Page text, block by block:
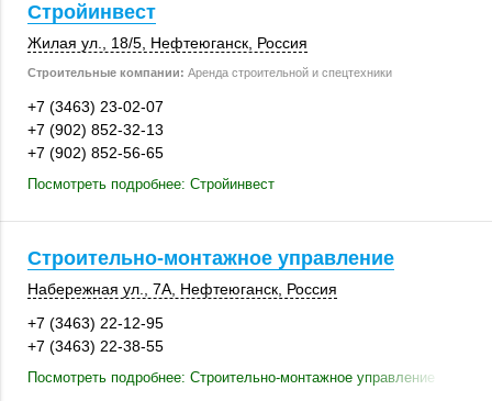
Стройинвест
Жилая ул. 18/5 Нефтеюганск Россия
Строительные компании: Аренда строительной и спецтехники
+7 (3463) 23-02-07
+7 (902) 852-32-13
+7 (902) 852-56-65
Посмотреть подробнее: Стройинвест
Строительно-монтажное управление
Набережная ул., 7А Нефтеюганск Россия
+7 (3463) 22-12-95
+7 (3463) 22-38-55
Посмотреть подробнее: Строительно-монтажное управление